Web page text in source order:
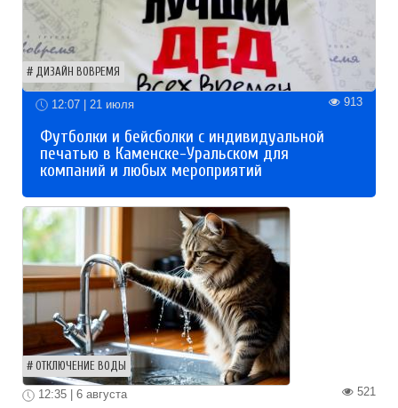
ДИЗАЙН ВОВРЕМЯ
12:07 | 21 июля 913
Футболки и бейсболки с индивидуальной
печатью в Каменске-Уральском для
компаний и любых мероприятий
ОТКЛЮЧЕНИЕ ВОДЫ
521
12:35 | 6 августа